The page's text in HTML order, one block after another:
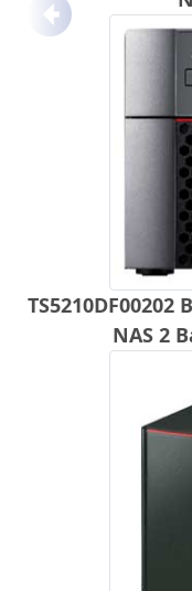
NAS 2
Anterior